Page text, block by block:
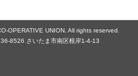
OPERATIVE UNION. All rights reserved.
8526 さいたま市南区根岸1-4-13